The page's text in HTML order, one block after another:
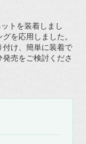
トを装着しまし
を応用しました。
付け、簡単に装着で
売をご検討くださ